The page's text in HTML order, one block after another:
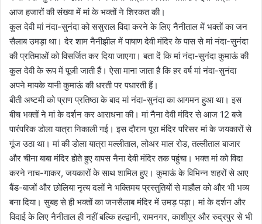
आज हजारों की संख्या में मां के भक्तों ने शिरकत की।
कुल देवी मां नंदा-सुनंदा को ससुराल विदा करने के लिए नैनीताल में भक्तों का जन
सैलाब उमड़ा था। देर शाम नैनीझील में पाषाण देवी मंदिर के पास से मां नंदा-सुनंदा
की प्रतिमाओं को विसर्जित कर दिया जाएगा। बता दें कि मां नंदा-सुनंदा कुमाऊं की
कुल देवी के रूप में पूजी जाती हैं। ऐसा माना जाता है कि हर वर्ष मां नंदा-सुनंदा
अपने मायके यानी कुमाऊं की धरती पर पधारती हैं।
बीती अष्टमी को प्राण प्रतिष्ठा के बाद मां नंदा-सुनंदा का आगमन हुआ था। इस
बीच भक्तों ने मां के दर्शन कर आराधना की। मां नैना देवी मंदिर से आज 12 बजे
पारंपरिक डोला यात्रा निकाली गई। इस दौरान पूरा मंदिर परिसर मां के जयकारों से
गूंज उठा था। मां की डोला यात्रा मल्लीताल, लोअर माल रोड, तल्लीताल बाजार
और चीना बाबा मंदिर होते हुए वापस नैना देवी मंदिर तक पहुंचा। भक्त मां को विदा
करने नाच-गाकर, जयकारों के साथ शामिल हुए। कुमाऊं के विभिन्न शहरों से आए
बैंड-बाजों और छोलिया नृत्य दलों ने भक्तिमय प्रस्तुतियों से माहौल को और भी भव्य
बना दिया। सुबह से ही भक्तों का जनसैलाब मंदिर में उमड़ पड़ा। मां के दर्शन और
विदाई के लिए नैनीताल ही नहीं बल्कि हल्द्वानी, रामनगर, काशीपुर और रुद्रपुर से भी